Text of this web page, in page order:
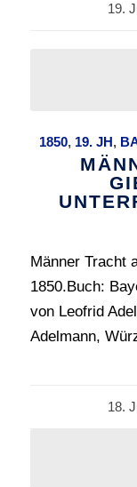
19.
1850, 19. JH,
Männer Tracht
1850.Buch:
von Leofrid
Adelmann,
18.